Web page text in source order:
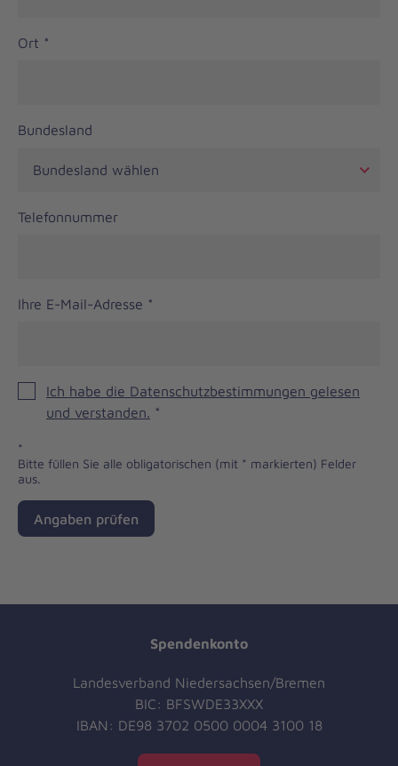
Ort *
Bundesland
Telefonnummer
Ihre E-Mail-Adresse *
Ich habe die Datenschutzbestimmungen gelesen
und verstanden. *
*
Bitte füllen Sie alle obligatorischen (mit * markierten) Felder
aus.
Angaben prüfen
Spendenkonto
Landesverband Niedersachsen/Bremen
BIC: BFSWDE33XXX
IBAN: DE98 3702 0500 0004 3100 18